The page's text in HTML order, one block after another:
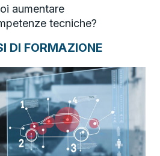
aumentare
tecniche?
DI FORMAZIONE